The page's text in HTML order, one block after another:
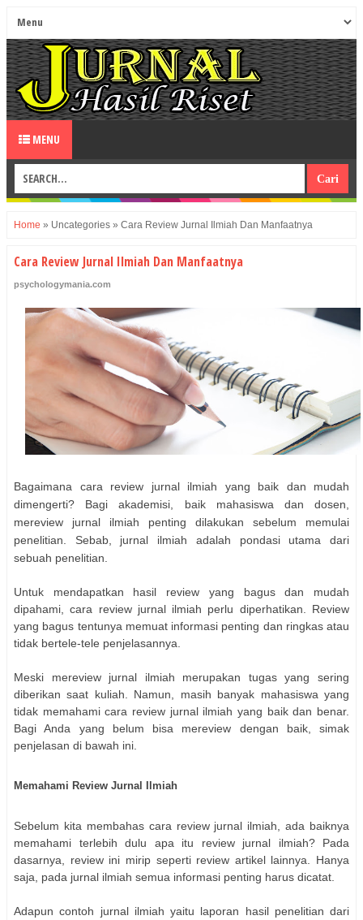
MENU
Home » Uncategories » Cara Review Jurnal Ilmiah Dan Manfaatnya
Cara Review Jurnal Ilmiah Dan Manfaatnya
psychologymania.com
Bagaimana cara review jurnal ilmiah yang baik dan mudah
dimengerti? Bagi akademisi, baik mahasiswa dan dosen,
mereview jurnal ilmiah penting dilakukan sebelum memulai
penelitian. Sebab, jurnal ilmiah adalah pondasi utama dari
sebuah penelitian.
Untuk mendapatkan hasil review yang bagus dan mudah
dipahami, cara review jurnal ilmiah perlu diperhatikan. Review
yang bagus tentunya memuat informasi penting dan ringkas atau
tidak bertele-tele penjelasannya.
Meski mereview jurnal ilmiah merupakan tugas yang sering
diberikan saat kuliah. Namun, masih banyak mahasiswa yang
tidak memahami cara review jurnal ilmiah yang baik dan benar.
Bagi Anda yang belum bisa mereview dengan baik, simak
penjelasan di bawah ini.
Memahami Review Jurnal Ilmiah
Sebelum kita membahas cara review jurnal ilmiah, ada baiknya
memahami terlebih dulu apa itu review jurnal ilmiah? Pada
dasarnya, review ini mirip seperti review artikel lainnya. Hanya
saja, pada jurnal ilmiah semua informasi penting harus dicatat.
Adapuncontoh jurnal ilmiah yaitu laporan hasil penelitian dari